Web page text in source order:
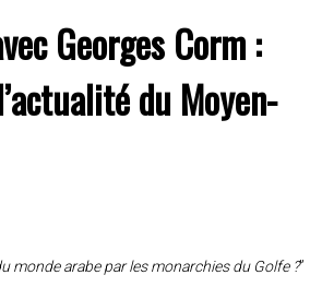
Georges Corm :
du Moyen-
monde arabe par les monarchies du Golfe ?”